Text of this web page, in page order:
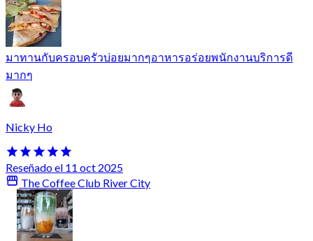
มาทานกับครอบครัวบ่อยมากๆอาหารอร่อยพนักงานบริการดี
มากๆ
Nicky Ho
Reseñado el 11 oct 2025
The Coffee Club River City